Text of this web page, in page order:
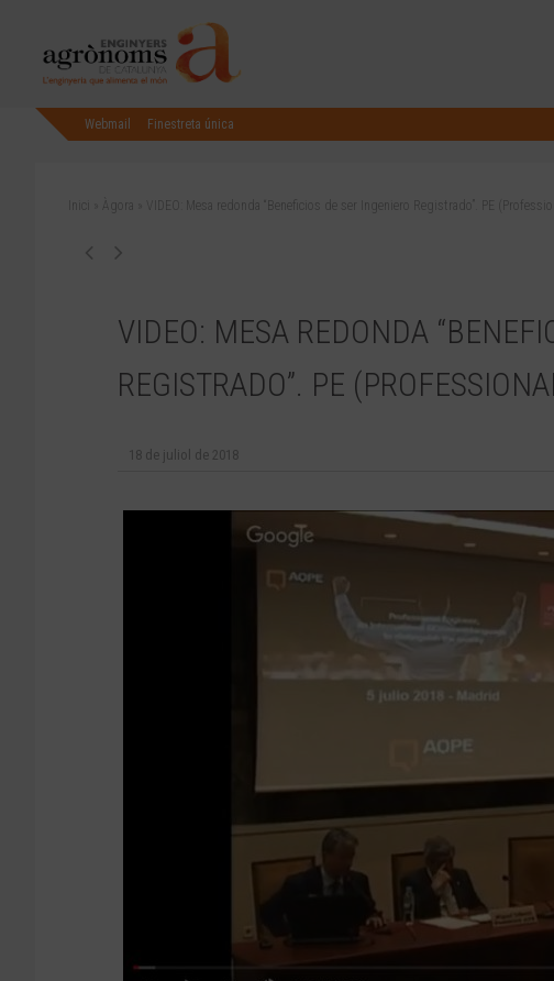
Webmail Finestreta única
Inici Àgora VIDEO: Mesa redonda “Beneficios de ser Ingeniero Registrado”. PE
VIDEO: MESA REDONDA
REGISTRADO”. PE
18 de juliol de 2018